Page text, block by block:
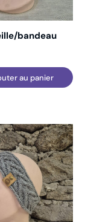
bandeau
au panier